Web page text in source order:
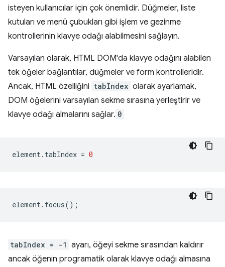
isteyen kullanıcılar için çok önemlidir. Düğmeler, liste
kutuları ve menü çubukları gibi işlem ve gezinme
kontrollerinin klavye odağı alabilmesini sağlayın.
Varsayılan olarak, HTML DOM'da klavye odağını alabilen
tek öğeler bağlantılar, düğmeler ve form kontrolleridir.
Ancak, HTML özelliğini tabIndex olarak ayarlamak,
DOM öğelerini varsayılan sekme sırasına yerleştirir ve
klavye odağı almalarını sağlar. 0
element . tabIndex = 0
element . focus();
tabIndex = -1 ayarı, öğeyi sekme sırasından kaldırır
ancak öğenin programatik olarak klavye odağı almasına